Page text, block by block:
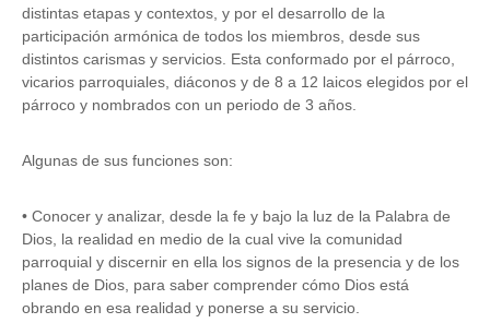
distintas etapas y contextos, y por el desarrollo de la
participación armónica de todos los miembros, desde sus
distintos carismas y servicios. Esta conformado por el párroco,
vicarios parroquiales, diáconos y de 8 a 12 laicos elegidos por el
párroco y nombrados con un periodo de 3 años.
Algunas de sus funciones son:
• Conocer y analizar, desde la fe y bajo la luz de la Palabra de
Dios, la realidad en medio de la cual vive la comunidad
parroquial y discernir en ella los signos de la presencia y de los
planes de Dios, para saber comprender cómo Dios está
obrando en esa realidad y ponerse a su servicio.